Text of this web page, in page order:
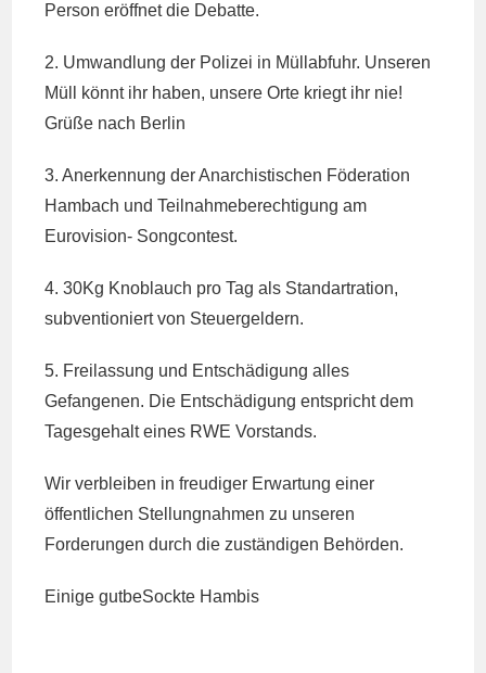
Person eröffnet die Debatte.
2. Umwandlung der Polizei in Müllabfuhr. Unseren
Müll könnt ihr haben, unsere Orte kriegt ihr nie!
Grüße nach Berlin
3. Anerkennung der Anarchistischen Föderation
Hambach und Teilnahmeberechtigung am
Eurovision- Songcontest.
4. 30Kg Knoblauch pro Tag als Standartration,
subventioniert von Steuergeldern.
5. Freilassung und Entschädigung alles
Gefangenen. Die Entschädigung entspricht dem
Tagesgehalt eines RWE Vorstands.
Wir verbleiben in freudiger Erwartung einer
öffentlichen Stellungnahmen zu unseren
Forderungen durch die zuständigen Behörden.
Einige gutbeSockte Hambis